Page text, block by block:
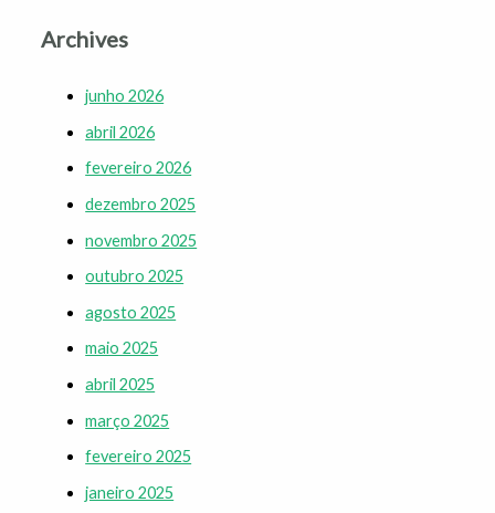
Archives
junho 2026
abril 2026
fevereiro 2026
dezembro 2025
novembro 2025
outubro 2025
agosto 2025
maio 2025
abril 2025
março 2025
fevereiro 2025
janeiro 2025